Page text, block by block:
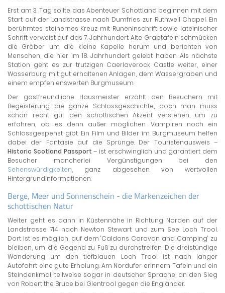
Erst am 3. Tag sollte das Abenteuer Schottland beginnen mit dem
Start auf der Landstrasse nach Dumfries zur Ruthwell Chapel. Ein
berühmtes steinernes Kreuz mit Runeninschrift sowie lateinischer
Schrift verweist auf das 7. Jahrhundert. Alte Grabtafeln schmücken
die Gräber um die kleine Kapelle herum und berichten von
Menschen, die hier im 18. Jahrhundert gelebt haben. Als nächste
Station geht es zur trutzigen Caerlaverock Castle weiter, einer
Wasserburg mit gut erhaltenen Anlagen, dem Wassergraben und
einem empfehlenswerten Burgmuseum.
Der gastfreundliche Hausmeister erzählt den Besuchern mit
Begeisterung die ganze Schlossgeschichte, doch man muss
schon recht gut den schottischen Akzent verstehen, um zu
erfahren, ob es denn außer möglichen Vampiren noch ein
Schlossgespenst gibt. Ein Film und Bilder im Burgmuseum helfen
dabei der Fantasie auf die Sprünge. Der Touristenausweis –
Historic Scotland Passport – ist erschwinglich und garantiert dem
Besucher mancherlei Vergünstigungen bei den
Sehenswürdigkeiten, ganz abgesehen von wertvollen
Hintergrundinformationen.
Berge, Meer und Sonnenschein - die Markenzeichen der
schottischen Natur
Weiter geht es dann in Küstennähe in Richtung Norden auf der
Landstrasse 714 nach Newton Stewart und zum See Loch Trool.
Dort ist es möglich, auf dem 'Caldons Caravan and Camping' zu
bleiben, um die Gegend zu Fuß zu durchstreifen. Die dreistündige
Wanderung um den tiefblauen Loch Trool ist nach langer
Autofahrt eine gute Erholung. Am Nordufer erinnern Tafeln und ein
Steindenkmal, teilweise sogar in deutscher Sprache, an den Sieg
von Robert the Bruce bei Glentrool gegen die Engländer.